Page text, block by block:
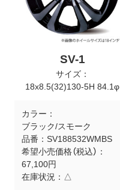
SV-1
サイズ：
18x8.5(32)130-5H 84.1φ
カラー：
ブラック/スモーク
品番： SV188532WMBS
希望小売価格（税込）：
67,100円
在庫状況： △